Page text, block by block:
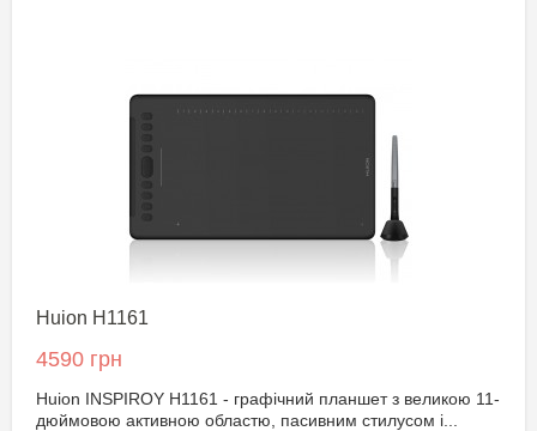
Huion H1161
4590 грн
Huion INSPIROY H1161 - графічний планшет з великою 11-
дюймовою активною областю, пасивним стилусом і...